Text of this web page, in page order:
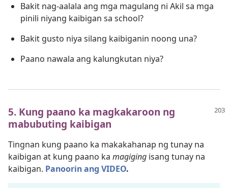
Bakit nag-aalala ang mga magulang ni Akil sa mga
pinili niyang kaibigan sa school?
Bakit gusto niya silang kaibiganin noong una?
Paano nawala ang kalungkutan niya?
5. Kung paano ka magkakaroon ng
mabubuting kaibigan
Tingnan kung paano ka makakahanap ng tunay na
kaibigan at kung paano ka magiging isang tunay na
kaibigan. Panoorin ang VIDEO.